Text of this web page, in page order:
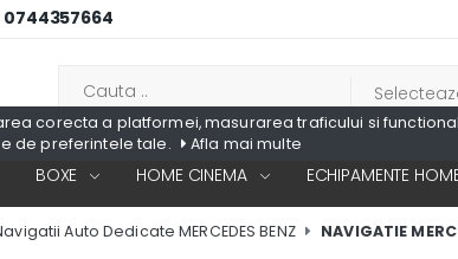
corecta a platformei, masurarea traficului si
de preferintele tale.
Afla mai multe
0744357664
BOXE HOME CINEMA ECHIPAMENTE
Auto Dedicate MERCEDES BENZ NAVIGATIE